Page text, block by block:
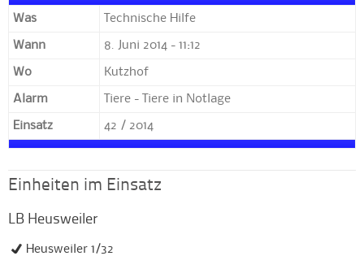
Was Technische Hilfe
Wann 8. Juni 2014 - 11:12
Wo Kutzhof
Alarm Tiere - Tiere in Notlage
Einsatz 42 / 2014
Einheiten im Einsatz
LB Heusweiler
Heusweiler 1/32